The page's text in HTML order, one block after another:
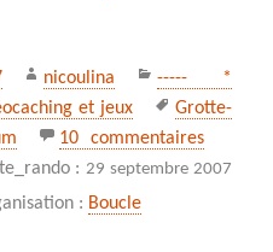
Auteur
nicoulina Catégories
----- *
et jeux
Mots-
clés
Grotte-
10 commentairessur La
:29 septembre 2007
: Boucle